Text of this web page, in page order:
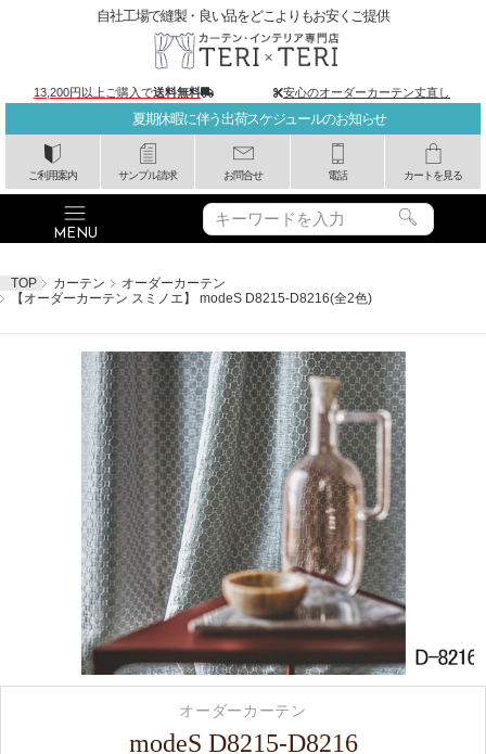
夏期休暇に伴う出荷スケジュールのお知らせ
ご利用案内 サンプル請求 お問合せ 電話 カートを見る
自社工場で縫製・良い品をどこよりもお安くご提供
13,200円以上ご購入で送料無料 安心のオーダーカーテン丈直し
TOP カーテン
オーダーカーテン
【オーダーカーテン スミノエ】 modeS D8215-D8216(全2色)
オーダーカーテン
modeS D8215-D8216